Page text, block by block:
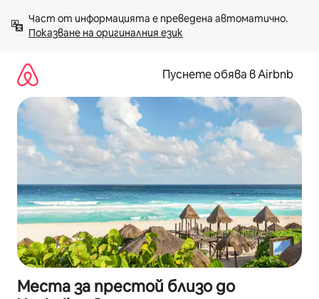
към
съдържанието
Показване на оригиналния език
Пуснете обява в Airbnb
Места за престой близо до